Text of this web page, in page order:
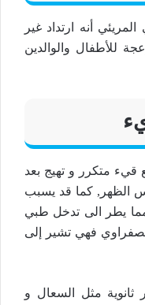
أنه ارتداد غير
للأطفال والوالدين
قيء متكرر و تهيج بعد
الظهر, كما قد يسبب
يطر الى تدخل طبي
فهي تشير إلى
مثل السعال و